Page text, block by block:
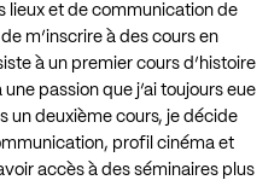
lieux et de communication de
m’inscrire à des cours en
à un premier cours d’histoire
passion que j’ai toujours eue
un deuxième cours, je décide
profil cinéma et
accès à des séminaires plus